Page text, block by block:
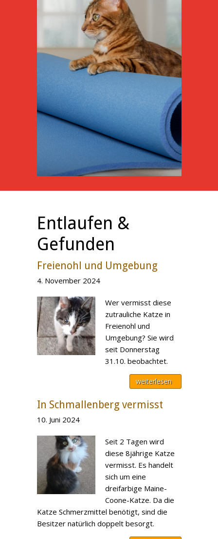
Entlaufen &
Gefunden
Freienohl und Umgebung
4. November 2024
Wer vermisst diese
zutrauliche Katze in
Freienohl und
Umgebung? Sie wird
seit Donnerstag
31.10. beobachtet.
weiterlesen
In Schmallenberg vermisst
10. Juni 2024
Seit 2 Tagen wird
diese 8jährige Katze
vermisst. Es handelt
sich um eine
dreifarbige Maine-
Coone-Katze. Da die
Katze Schmerzmittel benötigt, sind die
Besitzer natürlich doppelt besorgt.